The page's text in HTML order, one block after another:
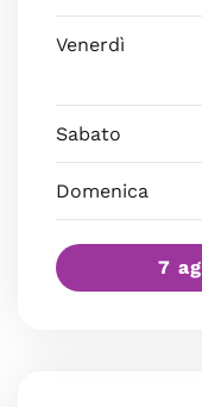
Venerdì
Sabato
Domenica
7